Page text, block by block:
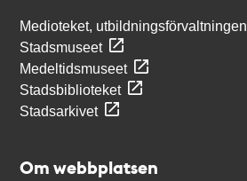
Medioteket, utbildningsförvaltningen
Stadsmuseet
Medeltidsmuseet
Stadsbiblioteket
Stadsarkivet
Om webbplatsen